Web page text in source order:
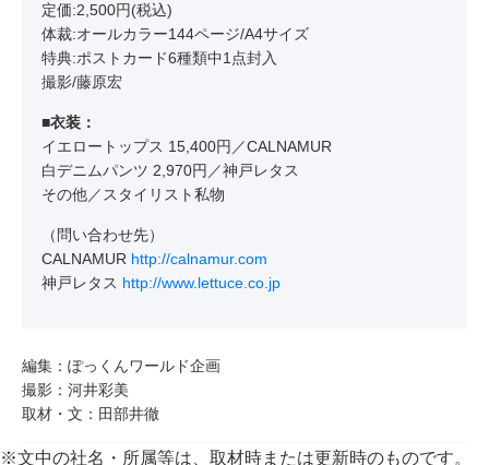
定価:2,500円(税込)
体裁:オールカラー144ページ/A4サイズ
特典:ポストカード6種類中1点封入
撮影/藤原宏
■衣装：
イエロートップス 15,400円／CALNAMUR
白デニムパンツ 2,970円／神戸レタス
その他／スタイリスト私物
（問い合わせ先）
CALNAMUR http://calnamur.com
神戸レタス http://www.lettuce.co.jp
編集：ぽっくんワールド企画
撮影：河井彩美
取材・文：田部井徹
※文中の社名・所属等は、取材時または更新時のものです。